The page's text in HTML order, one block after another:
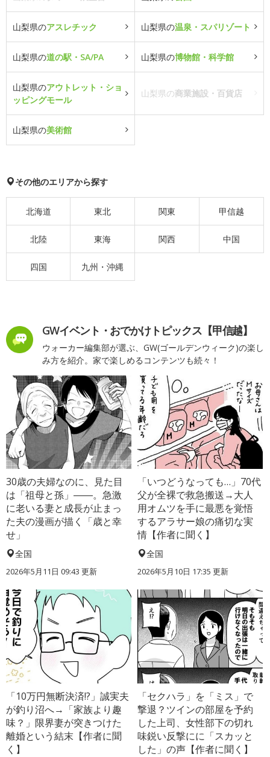
山梨県のアスレチック 山梨県の温泉・スパリゾート
山梨県の道の駅・SA/PA 山梨県の博物館・科学館
山梨県のアウトレット・ショ
ッピングモール
山梨県の商業施設・百貨店
山梨県の美術館
その他のエリアから探す
北海道 東北 関東 甲信越
北陸 東海 関西 中国
四国 九州・沖縄
GWイベント・おでかけトピックス【甲信越】
ウォーカー編集部が選ぶ、GW(ゴールデンウィーク)の楽し
み方を紹介。家で楽しめるコンテンツも続々！
30歳の夫婦なのに、見た目
は「祖母と孫」――。急激
に老いる妻と成長が止まっ
た夫の漫画が描く「歳と幸
せ」
全国
2026年5月11日 09:43 更新
「いつどうなっても…」70代
父が全裸で救急搬送→大人
用オムツを手に最悪を覚悟
するアラサー娘の痛切な実
情【作者に聞く】
全国
2026年5月10日 17:35 更新
「10万円無断決済!?」誠実夫
が釣り沼へ→「家族より趣
味？」限界妻が突きつけた
離婚という結末【作者に聞
く】
「セクハラ」を「ミス」で
撃退？ツインの部屋を予約
した上司、女性部下の切れ
味鋭い反撃にに「スカッと
した」の声【作者に聞く】